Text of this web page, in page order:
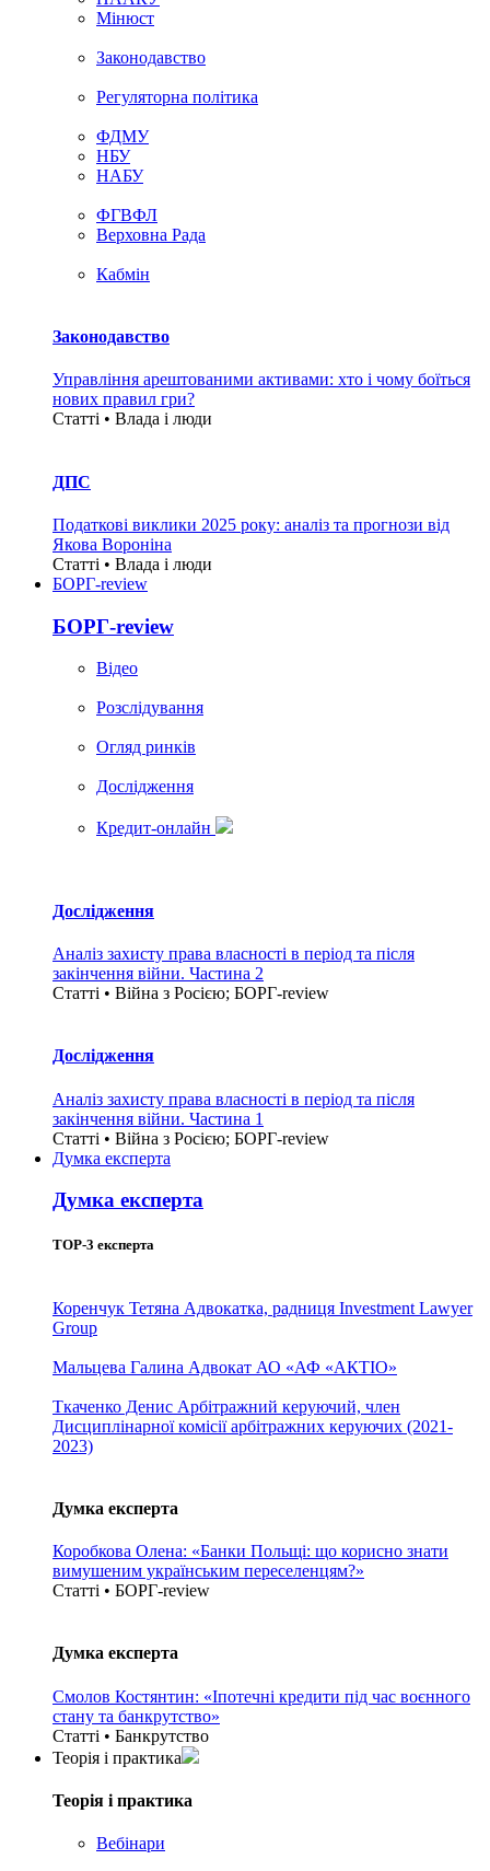
Мінюст
Законодавство
Регуляторна політика
ФДМУ
НБУ
НАБУ
ФГВФЛ
Верховна Рада
Кабмін
Законодавство
Управління арештованими активами: хто і чому боїться
нових правил гри?
Статті • Влада i люди
ДПС
Податкові виклики 2025 року: аналіз та прогнози від
Якова Вороніна
Статті • Влада i люди
БОРГ-review
БОРГ-review
Вiдео
Розслідування
Огляд ринків
Дослідження
Кредит-онлайн
Дослідження
Аналіз захисту права власності в період та після
закінчення війни. Частина 2
Статті • Війна з Росією; БОРГ-review
Дослідження
Аналіз захисту права власності в період та після
закінчення війни. Частина 1
Статті • Війна з Росією; БОРГ-review
Думка експерта
Думка експерта
TOP-3 експерта
Коренчук Тетяна Адвокатка, радниця Investment Lawyer
Group
Мальцева Галина Адвокат АО «АФ «АКТІО»
Ткаченко Денис Арбітражний керуючий, член
Дисциплінарної комісії арбітражних керуючих (2021-
2023)
Думка експерта
Коробкова Олена: «Банки Польщі: що корисно знати
вимушеним українським переселенцям?»
Статті • БОРГ-review
Думка експерта
Смолов Костянтин: «Іпотечні кредити під час воєнного
стану та банкрутство»
Статті • Банкрутство
Теорія i практика
Теорія i практика
Вебінари